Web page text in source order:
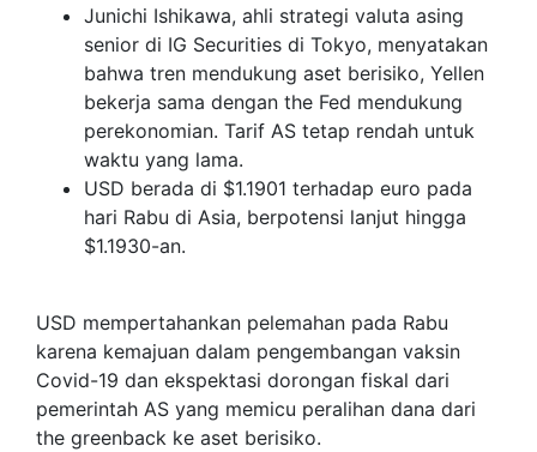
Junichi Ishikawa, ahli strategi valuta asing
senior di IG Securities di Tokyo, menyatakan
bahwa tren mendukung aset berisiko, Yellen
bekerja sama dengan the Fed mendukung
perekonomian. Tarif AS tetap rendah untuk
waktu yang lama.
USD berada di $1.1901 terhadap euro pada
hari Rabu di Asia, berpotensi lanjut hingga
$1.1930-an.
USD mempertahankan pelemahan pada Rabu
karena kemajuan dalam pengembangan vaksin
Covid-19 dan ekspektasi dorongan fiskal dari
pemerintah AS yang memicu peralihan dana dari
the greenback ke aset berisiko.